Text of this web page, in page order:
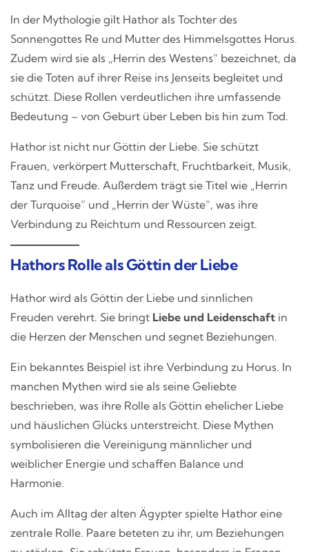
In der Mythologie gilt Hathor als Tochter des
Sonnengottes Re und Mutter des Himmelsgottes Horus.
Zudem wird sie als „Herrin des Westens“ bezeichnet, da
sie die Toten auf ihrer Reise ins Jenseits begleitet und
schützt. Diese Rollen verdeutlichen ihre umfassende
Bedeutung – von Geburt über Leben bis hin zum Tod.
Hathor ist nicht nur Göttin der Liebe. Sie schützt
Frauen, verkörpert Mutterschaft, Fruchtbarkeit, Musik,
Tanz und Freude. Außerdem trägt sie Titel wie „Herrin
der Turquoise“ und „Herrin der Wüste“, was ihre
Verbindung zu Reichtum und Ressourcen zeigt.
Hathors Rolle als Göttin der Liebe
Hathor wird als Göttin der Liebe und sinnlichen
Freuden verehrt. Sie bringt Liebe und Leidenschaft in
die Herzen der Menschen und segnet Beziehungen.
Ein bekanntes Beispiel ist ihre Verbindung zu Horus. In
manchen Mythen wird sie als seine Geliebte
beschrieben, was ihre Rolle als Göttin ehelicher Liebe
und häuslichen Glücks unterstreicht. Diese Mythen
symbolisieren die Vereinigung männlicher und
weiblicher Energie und schaffen Balance und
Harmonie.
Auch im Alltag der alten Ägypter spielte Hathor eine
zentrale Rolle. Paare beteten zu ihr, um Beziehungen